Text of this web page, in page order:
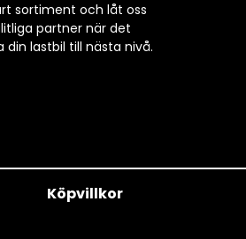
sortiment och låt oss
partner när det
din lastbil till nästa nivå.
Köpvillkor